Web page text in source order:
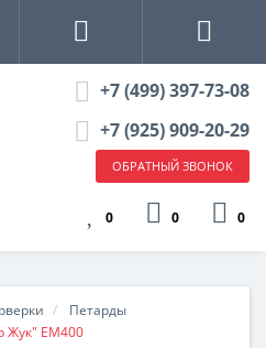
+7 (499) 397-73-08
+7 (925) 909-20-29
ОБРАТНЫЙ ЗВОНОК
0 0 0
Петарды
Жук" EM400